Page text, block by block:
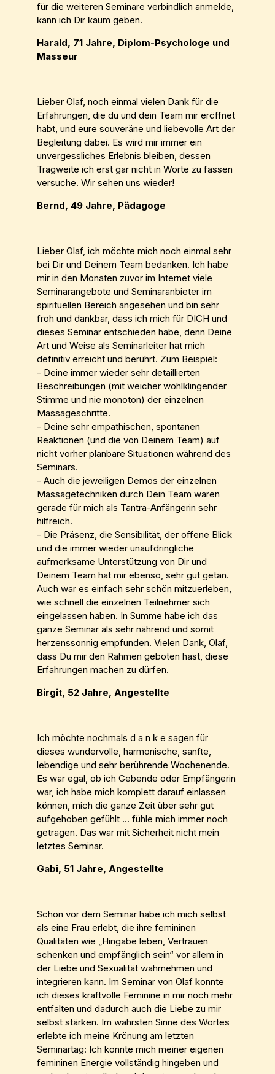
für die weiteren Seminare verbindlich anmelde,
kann ich Dir kaum geben.
Harald, 71 Jahre, Diplom-Psychologe und
Masseur
Lieber Olaf, noch einmal vielen Dank für die
Erfahrungen, die du und dein Team mir eröffnet
habt, und eure souveräne und liebevolle Art der
Begleitung dabei. Es wird mir immer ein
unvergessliches Erlebnis bleiben, dessen
Tragweite ich erst gar nicht in Worte zu fassen
versuche. Wir sehen uns wieder!
Bernd, 49 Jahre, Pädagoge
Lieber Olaf, ich möchte mich noch einmal sehr
bei Dir und Deinem Team bedanken. Ich habe
mir in den Monaten zuvor im Internet viele
Seminarangebote und Seminaranbieter im
spirituellen Bereich angesehen und bin sehr
froh und dankbar, dass ich mich für DICH und
dieses Seminar entschieden habe, denn Deine
Art und Weise als Seminarleiter hat mich
definitiv erreicht und berührt. Zum Beispiel:
- Deine immer wieder sehr detaillierten
Beschreibungen (mit weicher wohlklingender
Stimme und nie monoton) der einzelnen
Massageschritte.
- Deine sehr empathischen, spontanen
Reaktionen (und die von Deinem Team) auf
nicht vorher planbare Situationen während des
Seminars.
- Auch die jeweiligen Demos der einzelnen
Massagetechniken durch Dein Team waren
gerade für mich als Tantra-Anfängerin sehr
hilfreich.
- Die Präsenz, die Sensibilität, der offene Blick
und die immer wieder unaufdringliche
aufmerksame Unterstützung von Dir und
Deinem Team hat mir ebenso, sehr gut getan.
Auch war es einfach sehr schön mitzuerleben,
wie schnell die einzelnen Teilnehmer sich
eingelassen haben. In Summe habe ich das
ganze Seminar als sehr nährend und somit
herzenssonnig empfunden. Vielen Dank, Olaf,
dass Du mir den Rahmen geboten hast, diese
Erfahrungen machen zu dürfen.
Birgit, 52 Jahre, Angestellte
Ich möchte nochmals d a n k e sagen für
dieses wundervolle, harmonische, sanfte,
lebendige und sehr berührende Wochenende.
Es war egal, ob ich Gebende oder Empfängerin
war, ich habe mich komplett darauf einlassen
können, mich die ganze Zeit über sehr gut
aufgehoben gefühlt ... fühle mich immer noch
getragen. Das war mit Sicherheit nicht mein
letztes Seminar.
Gabi, 51 Jahre, Angestellte
Schon vor dem Seminar habe ich mich selbst
als eine Frau erlebt, die ihre femininen
Qualitäten wie „Hingabe leben, Vertrauen
schenken und empfänglich sein“ vor allem in
der Liebe und Sexualität wahrnehmen und
integrieren kann. Im Seminar von Olaf konnte
ich dieses kraftvolle Feminine in mir noch mehr
entfalten und dadurch auch die Liebe zu mir
selbst stärken. Im wahrsten Sinne des Wortes
erlebte ich meine Krönung am letzten
Seminartag: Ich konnte mich meiner eigenen
femininen Energie vollständig hingeben und